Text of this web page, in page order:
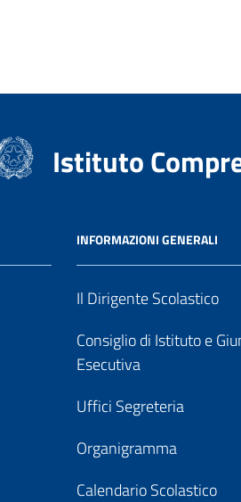
Istituto
INFORMAZIONI GENERALI
Il Dirigente Scolastico
Consiglio di Istituto e
Esecutiva
Uffici Segreteria
Organigramma
Calendario Scolastico